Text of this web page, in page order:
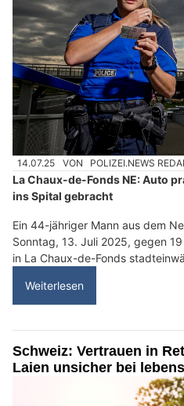
14.07.25 VON POLIZEI.NEWS
La Chaux-de-Fonds NE: Auto
ins Spital gebracht
Ein 44-jähriger Mann aus dem
Sonntag, 13. Juli 2025, gegen
in La Chaux-de-Fonds
Weiterlesen
Schweiz: Vertrauen in
Laien unsicher bei